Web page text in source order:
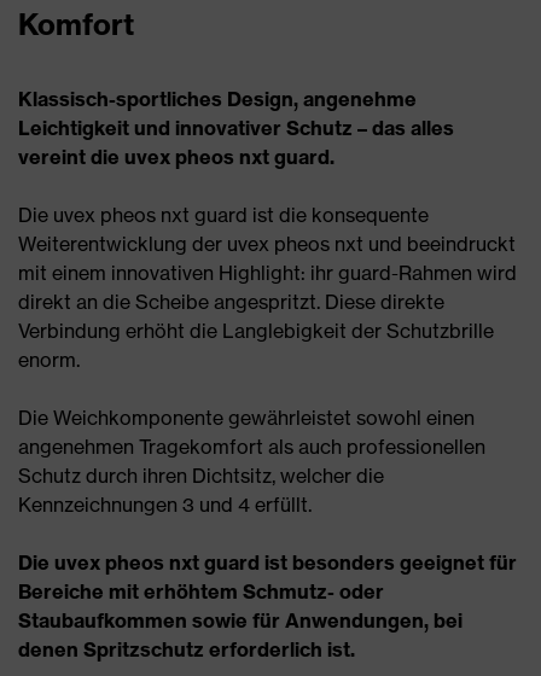
Komfort
Klassisch-sportliches Design, angenehme
Leichtigkeit und innovativer Schutz – das alles
vereint die uvex pheos nxt guard.
Die uvex pheos nxt guard ist die konsequente
Weiterentwicklung der uvex pheos nxt und beeindruckt
mit einem innovativen Highlight: ihr guard-Rahmen wird
direkt an die Scheibe angespritzt. Diese direkte
Verbindung erhöht die Langlebigkeit der Schutzbrille
enorm.
Die Weichkomponente gewährleistet sowohl einen
angenehmen Tragekomfort als auch professionellen
Schutz durch ihren Dichtsitz, welcher die
Kennzeichnungen 3 und 4 erfüllt.
Die uvex pheos nxt guard ist besonders geeignet für
Bereiche mit erhöhtem Schmutz- oder
Staubaufkommen sowie für Anwendungen, bei
denen Spritzschutz erforderlich ist.